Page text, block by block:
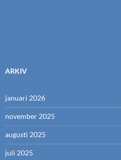
ARKIV
januari 2026
november 2025
augusti 2025
juli 2025